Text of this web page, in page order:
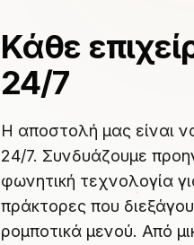
Κάθε
24/7
Η αποστολή μας είναι
24/7. Συνδυάζουμε
φωνητική τεχνολογία
πράκτορες που
ρομποτικά μενού. Από